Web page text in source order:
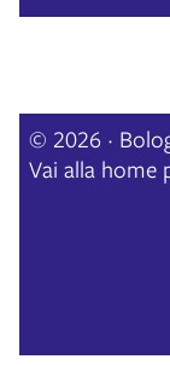
© 2026 ·
Vai alla home